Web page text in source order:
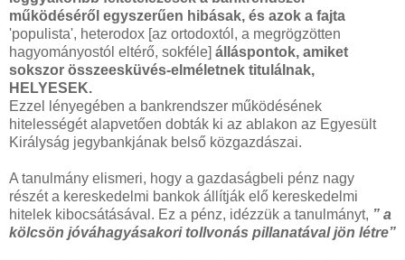
működéséről egyszerűen hibásak, és azok a fajta
'populista', heterodox [az ortodoxtól, a megrögzötten
hagyományostól eltérő, sokféle] álláspontok, amiket
sokszor összeesküvés-elméletnek titulálnak,
HELYESEK.
Ezzel lényegében a bankrendszer működésének
hitelességét alapvetően dobták ki az ablakon az Egyesült
Királyság jegybankjának belső közgazdászai.
A tanulmány elismeri, hogy a gazdaságbeli pénz nagy
részét a kereskedelmi bankok állítják elő kereskedelmi
hitelek kibocsátásával. Ez a pénz, idézzük a tanulmányt, ” a
kölcsön jóváhagyásakori tollvonás pillanatával jön létre”